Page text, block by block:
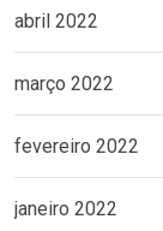
abril 2022
março 2022
fevereiro 2022
janeiro 2022